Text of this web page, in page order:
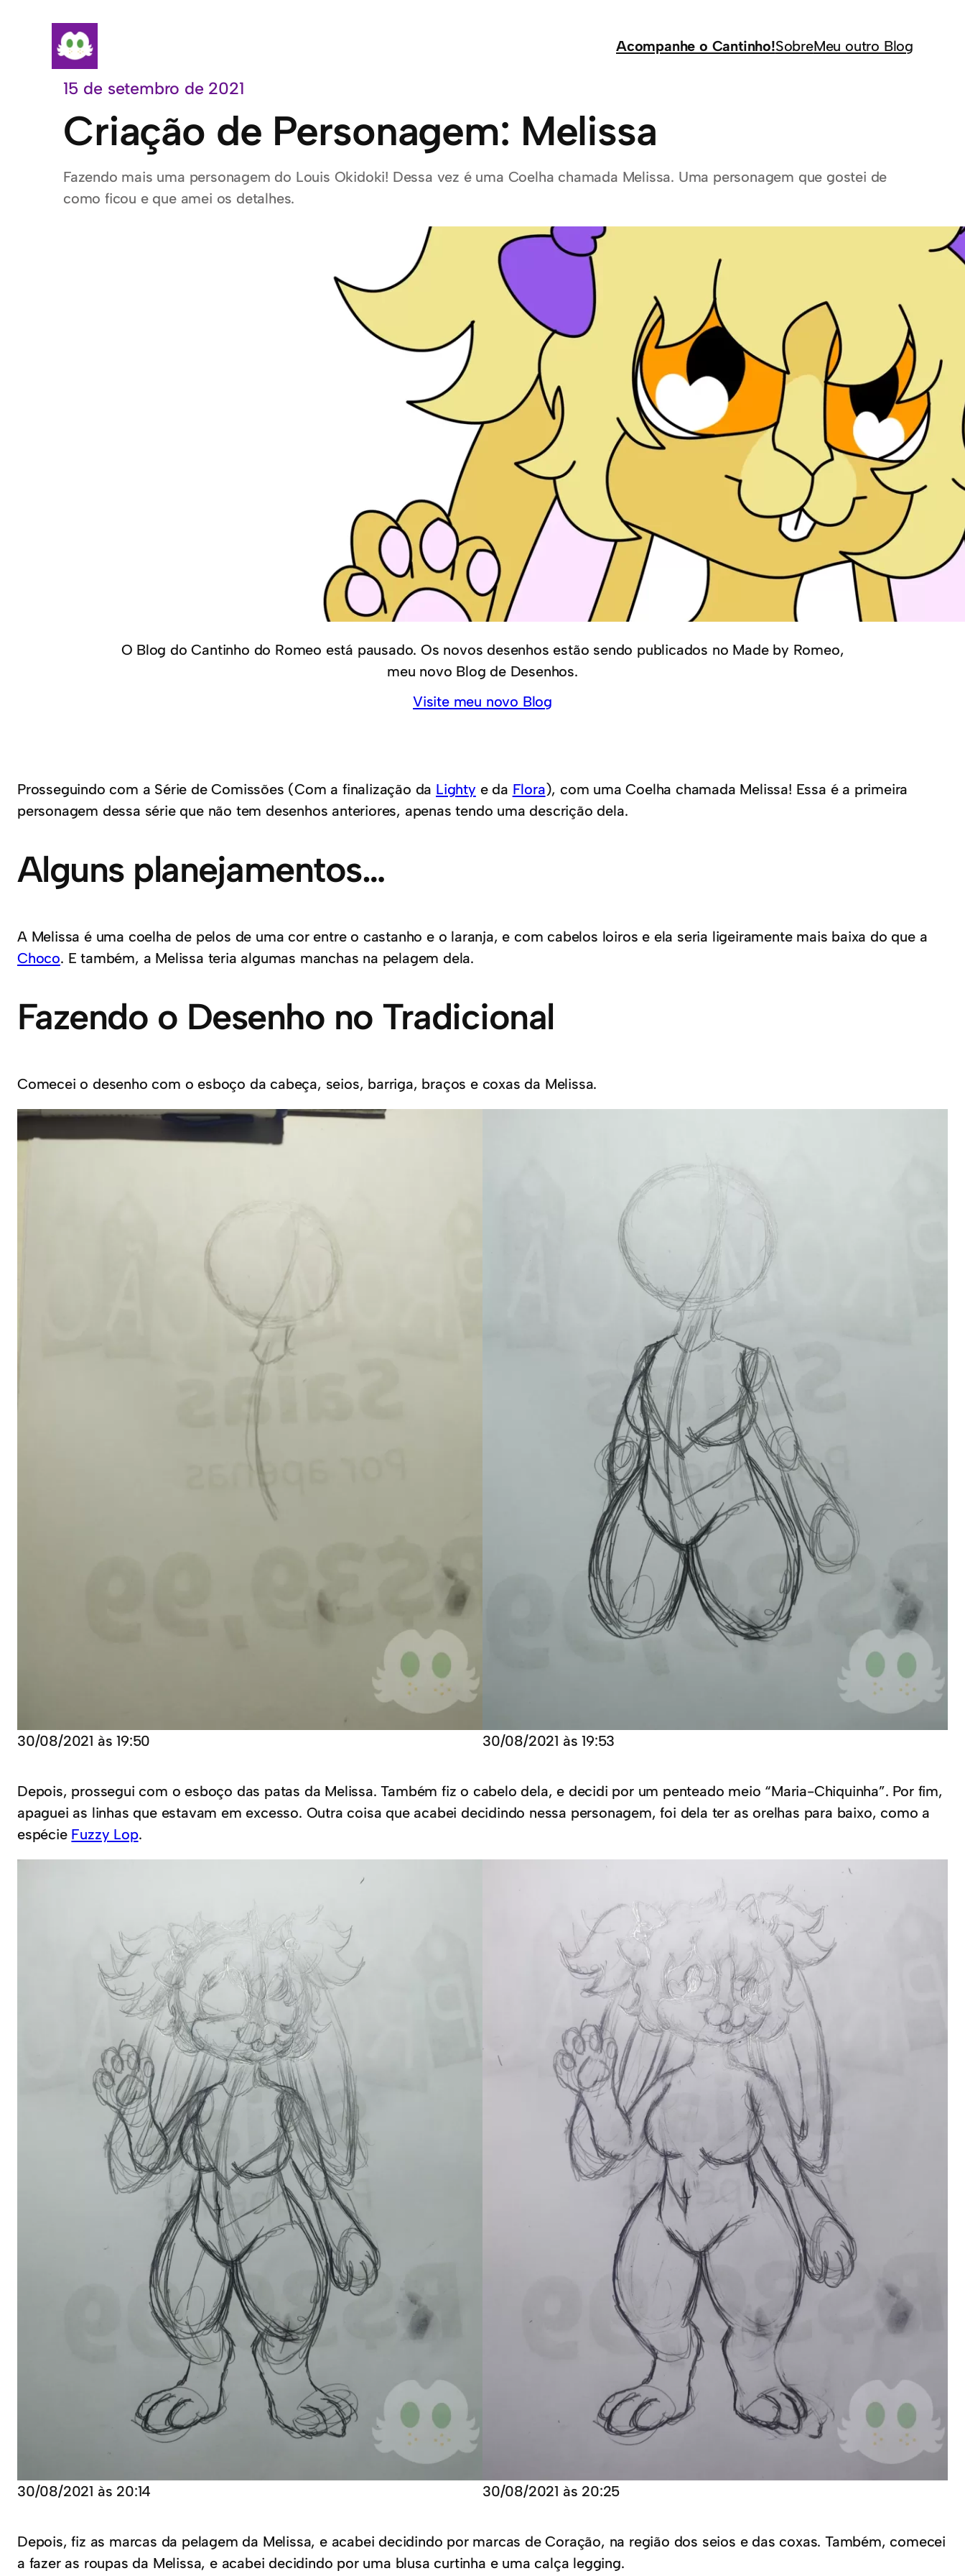
conteúdo
Acompanhe o Cantinho!SobreMeu outro Blog
15 de setembro de 2021
Criação de Personagem: Melissa
Fazendo mais uma personagem do Louis Okidoki! Dessa vez é uma Coelha chamada Melissa. Uma personagem que gostei de
como ficou e que amei os detalhes.
O Blog do Cantinho do Romeo está pausado. Os novos desenhos estão sendo publicados no Made by Romeo,
meu novo Blog de Desenhos.
Visite meu novo Blog
Prosseguindo com a Série de Comissões (Com a finalização da Lighty e da Flora), com uma Coelha chamada Melissa! Essa é a primeira
personagem dessa série que não tem desenhos anteriores, apenas tendo uma descrição dela.
Alguns planejamentos…
A Melissa é uma coelha de pelos de uma cor entre o castanho e o laranja, e com cabelos loiros e ela seria ligeiramente mais baixa do que a
Choco. E também, a Melissa teria algumas manchas na pelagem dela.
Fazendo o Desenho no Tradicional
Comecei o desenho com o esboço da cabeça, seios, barriga, braços e coxas da Melissa.
30/08/2021 às 19:50 30/08/2021 às 19:53
Depois, prossegui com o esboço das patas da Melissa. Também fiz o cabelo dela, e decidi por um penteado meio “Maria-Chiquinha”. Por fim,
apaguei as linhas que estavam em excesso. Outra coisa que acabei decidindo nessa personagem, foi dela ter as orelhas para baixo, como a
espécie Fuzzy Lop.
30/08/2021 às 20:14 30/08/2021 às 20:25
Depois, fiz as marcas da pelagem da Melissa, e acabei decidindo por marcas de Coração, na região dos seios e das coxas. Também, comecei
a fazer as roupas da Melissa, e acabei decidindo por uma blusa curtinha e uma calça legging.